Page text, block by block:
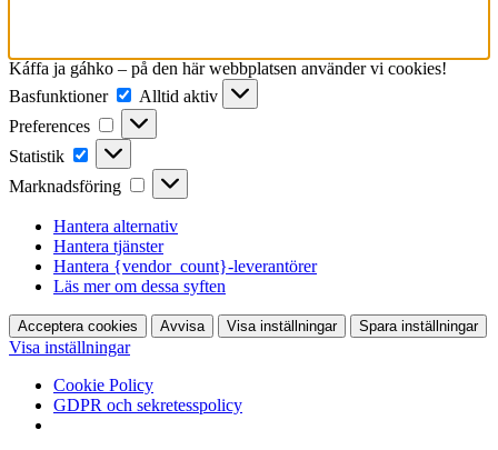
Káffa ja gáhko – på den här webbplatsen använder vi cookies!
Basfunktioner
Basfunktioner
Alltid aktiv
Preferences
Preferences
Statistik Statistik
Marknadsföring Marknadsföring
Hantera alternativ
Hantera tjänster
Hantera {vendor_count}-leverantörer
Läs mer om dessa syften
Acceptera cookies Avvisa Visa inställningar Spara inställningar
Visa inställningar
Cookie Policy
GDPR och sekretesspolicy